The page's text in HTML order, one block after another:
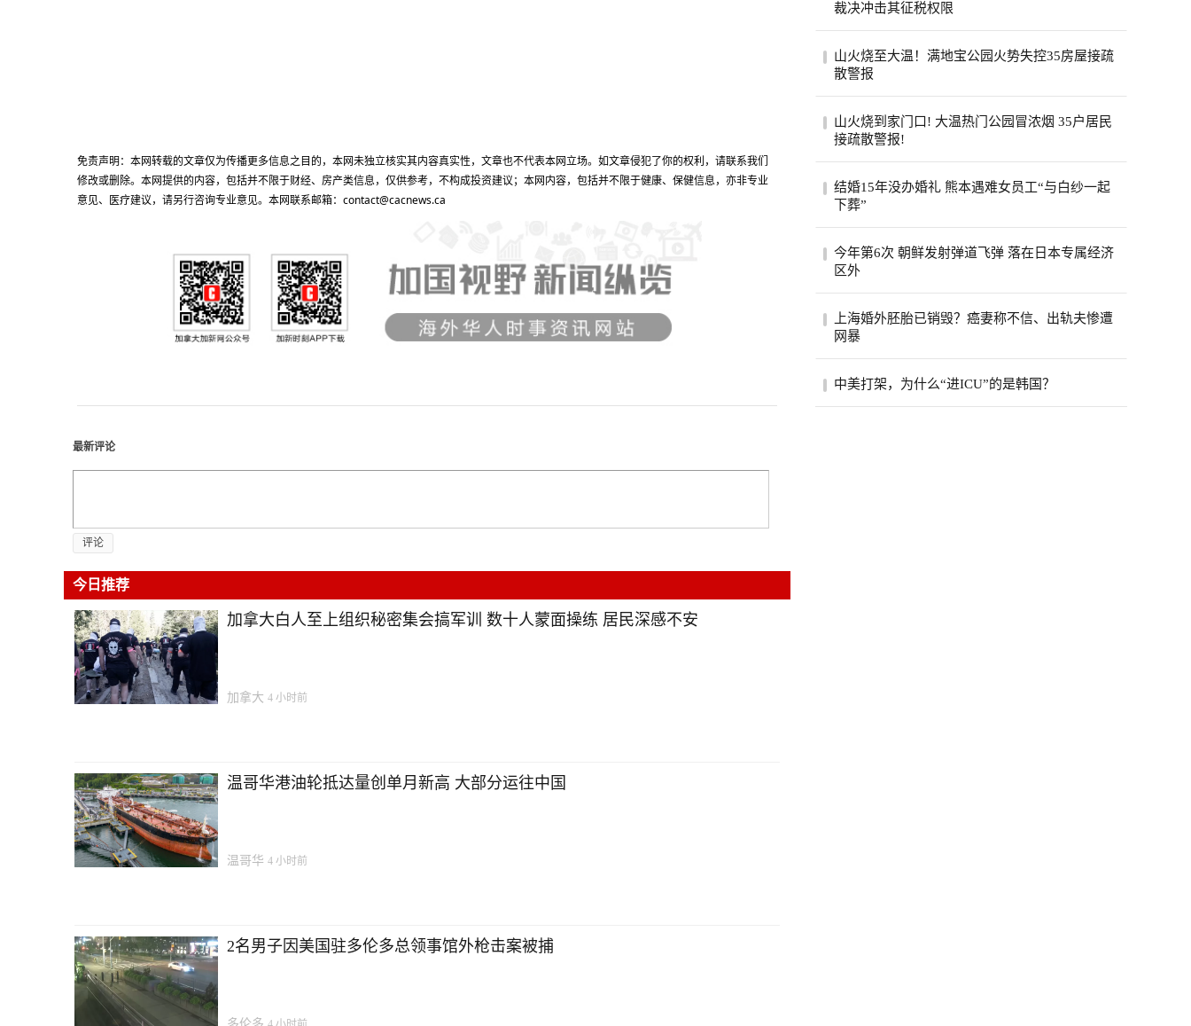
免责声明：本网转载的文章仅为传播更多信息之目的，本网未独立核实其内容真实性，文章也不代表本网立场。如文章侵犯了你的权利，请联系我们
修改或删除。本网提供的内容，包括并不限于财经、房产类信息，仅供参考，不构成投资建议；本网内容，包括并不限于健康、保健信息，亦非专业
意见、医疗建议，请另行咨询专业意见。本网联系邮箱：contact@cacnews.ca
最新评论
评论
今日推荐
加拿大白人至上组织秘密集会搞军训 数十人蒙面操练 居民深感不安
加拿大 4 小时前
温哥华港油轮抵达量创单月新高 大部分运往中国
温哥华 4 小时前
2名男子因美国驻多伦多总领事馆外枪击案被捕
在社...
裁决冲击其征税权限
据国际紧急经济权力法所征税款的六成。最
山火烧至大温！满地宝公园火势失控35房屋接疏
散警报
发生山火，当局下午稍晚更新消息，称已有
山火烧到家门口! 大温热门公园冒浓烟 35户居民
接疏散警报!
火，安莫尔村35处房产接疏散警报。高压电
结婚15年没办婚礼 熊本遇难女员工“与白纱一起
下葬”
城熊本。(欧新社)日本熊本县“永旺梦乐城熊
今年第6次 朝鲜发射弹道飞弹 落在日本专属经济
区外
发射飞弹的新闻报导。（美联社）南韩联合
上海婚外胚胎已销毁？癌妻称不信、出轨夫惨遭
网暴
(取材自浪涨新闻)江苏无锡患癌妻子朱女士
中美打架，为什么“进ICU”的是韩国？